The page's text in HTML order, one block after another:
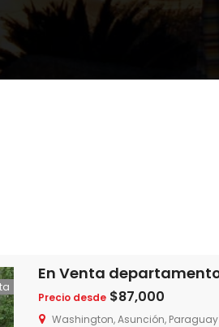
Precio desde $87,000
Washington, Asunción, Paraguay